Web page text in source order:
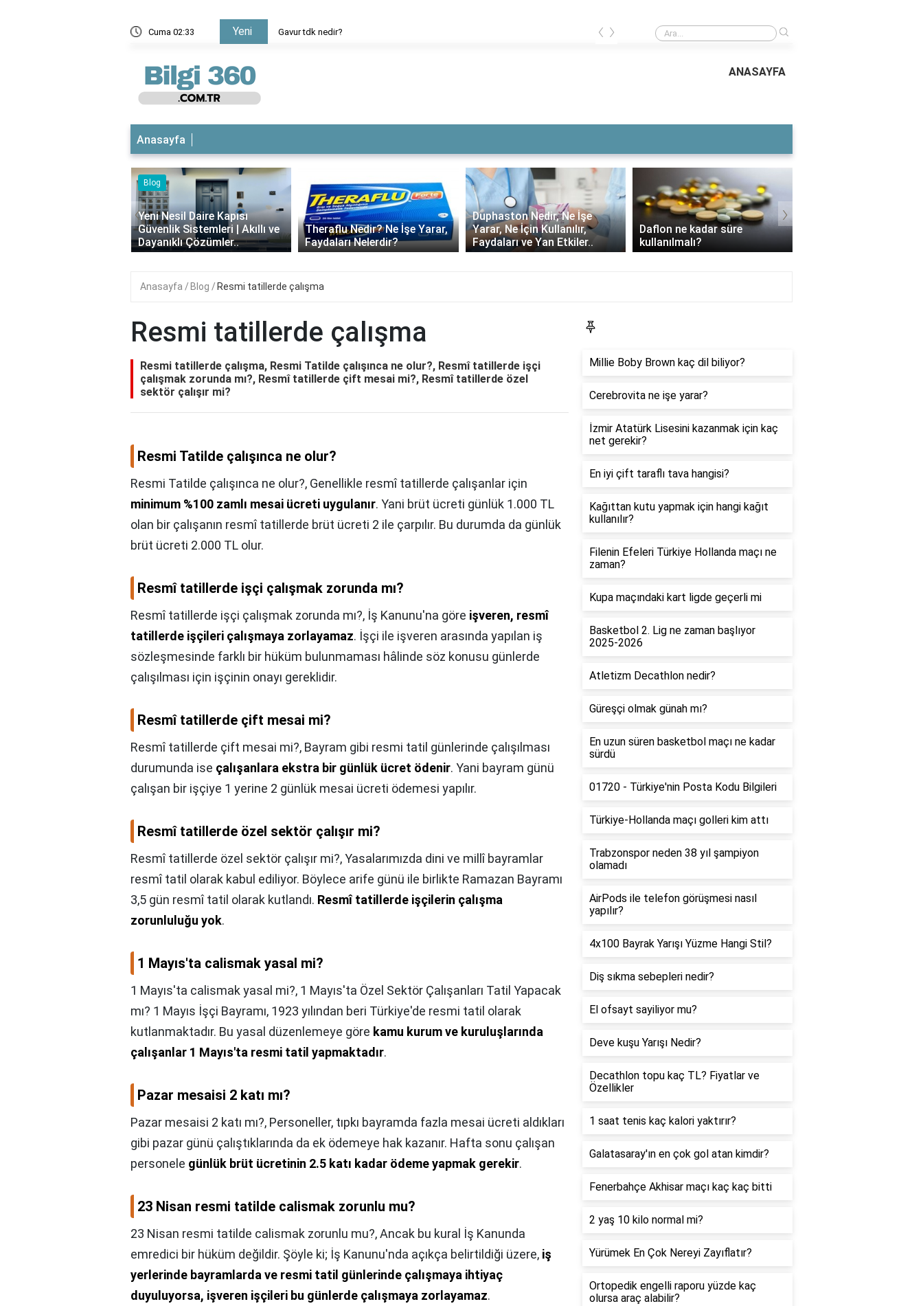
Cuma 02:33 Yeni Gavur tdk nedir? Gavur tdk nedir?
‹ ›
ANASAYFA
Anasayfa
Theraflu Nedir? Ne İşe Yarar,
Faydaları Nelerdir?
Duphaston Nedir, Ne İşe
Yarar, Ne İçin Kullanılır,
Faydaları ve Yan Etkiler..
Daflon ne kadar süre
kullanılmalı?
3 Aylık Bebek Günde Kaç CC
Mama Yer?
‹ ›
Anasayfa Blog Resmi tatillerde çalışma
Resmi tatillerde çalışma
Resmi tatillerde çalışma, Resmi Tatilde çalışınca ne olur?, Resmî tatillerde işçi
çalışmak zorunda mı?, Resmî tatillerde çift mesai mi?, Resmî tatillerde özel
sektör çalışır mi?
Resmi Tatilde çalışınca ne olur?
Resmi Tatilde çalışınca ne olur?, Genellikle resmî tatillerde çalışanlar için
minimum %100 zamlı mesai ücreti uygulanır. Yani brüt ücreti günlük 1.000 TL
olan bir çalışanın resmî tatillerde brüt ücreti 2 ile çarpılır. Bu durumda da günlük
brüt ücreti 2.000 TL olur.
Resmî tatillerde işçi çalışmak zorunda mı?
Resmî tatillerde işçi çalışmak zorunda mı?, İş Kanunu'na göre işveren, resmî
tatillerde işçileri çalışmaya zorlayamaz. İşçi ile işveren arasında yapılan iş
sözleşmesinde farklı bir hüküm bulunmaması hâlinde söz konusu günlerde
çalışılması için işçinin onayı gereklidir.
Resmî tatillerde çift mesai mi?
Resmî tatillerde çift mesai mi?, Bayram gibi resmi tatil günlerinde çalışılması
durumunda ise çalışanlara ekstra bir günlük ücret ödenir. Yani bayram günü
çalışan bir işçiye 1 yerine 2 günlük mesai ücreti ödemesi yapılır.
Resmî tatillerde özel sektör çalışır mi?
Resmî tatillerde özel sektör çalışır mi?,Yasalarımızda dini ve millî bayramlar
resmî tatil olarak kabul ediliyor. Böylece arife günü ile birlikte Ramazan Bayramı
3,5 gün resmî tatil olarak kutlandı. Resmî tatillerde işçilerin çalışma
zorunluluğu yok.
1 Mayıs'ta calismak yasal mi?
1 Mayıs'ta calismak yasal mi?, 1 Mayıs'ta Özel Sektör Çalışanları Tatil Yapacak
mı? 1 Mayıs İşçi Bayramı, 1923 yılından beri Türkiye'de resmi tatil olarak
kutlanmaktadır. Bu yasal düzenlemeye göre kamu kurum ve kuruluşlarında
çalışanlar 1 Mayıs'ta resmi tatil yapmaktadır.
Pazar mesaisi 2 katı mı?
Pazar mesaisi 2 katı mı?, Personeller, tıpkı bayramda fazla mesai ücreti aldıkları
gibi pazar günü çalıştıklarında da ek ödemeye hak kazanır. Hafta sonu çalışan
personele günlük brüt ücretinin 2.5 katı kadar ödeme yapmak gerekir.
23 Nisan resmi tatilde calismak zorunlu mu?
23 Nisan resmi tatilde calismak zorunlu mu?,Ancak bu kural İş Kanunda
emredici bir hüküm değildir. Şöyle ki; İş Kanunu'nda açıkça belirtildiği üzere, iş
yerlerinde bayramlarda ve resmi tatil günlerinde çalışmaya ihtiyaç
duyuluyorsa, işveren işçileri bu günlerde çalışmaya zorlayamaz.
Millie Boby Brown kaç dil biliyor?
Cerebrovita ne işe yarar?
İzmir Atatürk Lisesini kazanmak için kaç
net gerekir?
En iyi çift taraflı tava hangisi?
Kağıttan kutu yapmak için hangi kağıt
kullanılır?
Filenin Efeleri Türkiye Hollanda maçı ne
zaman?
Kupa maçındaki kart ligde geçerli mi
Basketbol 2. Lig ne zaman başlıyor
2025-2026
Atletizm Decathlon nedir?
Güreşçi olmak günah mı?
En uzun süren basketbol maçı ne kadar
sürdü
01720 - Türkiye'nin Posta Kodu Bilgileri
Türkiye-Hollanda maçı golleri kim attı
Trabzonspor neden 38 yıl şampiyon
olamadı
AirPods ile telefon görüşmesi nasıl
yapılır?
4x100 Bayrak Yarışı Yüzme Hangi Stil?
Diş sıkma sebepleri nedir?
El ofsayt sayiliyor mu?
Deve kuşu Yarışı Nedir?
Decathlon topu kaç TL? Fiyatlar ve
Özellikler
1 saat tenis kaç kalori yaktırır?
Galatasaray'ın en çok gol atan kimdir?
Fenerbahçe Akhisar maçı kaç kaç bitti
2 yaş 10 kilo normal mi?
Yürümek En Çok Nereyi Zayıflatır?
Ortopedik engelli raporu yüzde kaç
olursa araç alabilir?